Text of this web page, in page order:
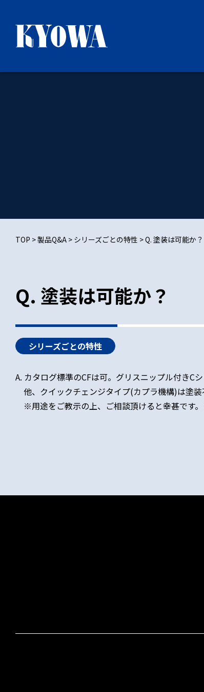
TOP >製品Q&A > シリーズごとの特性 >Q. 塗装は可能か？
Q. 塗装は可能か？
シリーズごとの特性
A. カタログ標準のCFは可。グリスニップル付きC
他、クイックチェンジタイプ(カプラ機構)は塗装
※用途をご教示の上、ご相談頂けると幸甚です